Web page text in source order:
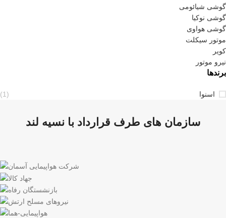
گوشی شیائومی
گوشی نوکیا
گوشی هواوی
موتور سیکلت
کویر
نیرو موتور
برندها
اسنوا (1)
سازمان های طرف قرارداد با نسیه لند